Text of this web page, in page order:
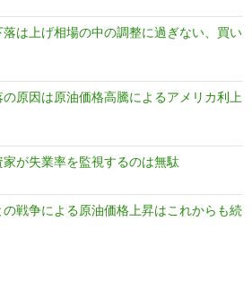
は上げ相場の中の調整に過ぎない、買い
原因は原油価格高騰によるアメリカ利上
家が失業率を監視するのは無駄
戦争による原油価格上昇はこれからも続